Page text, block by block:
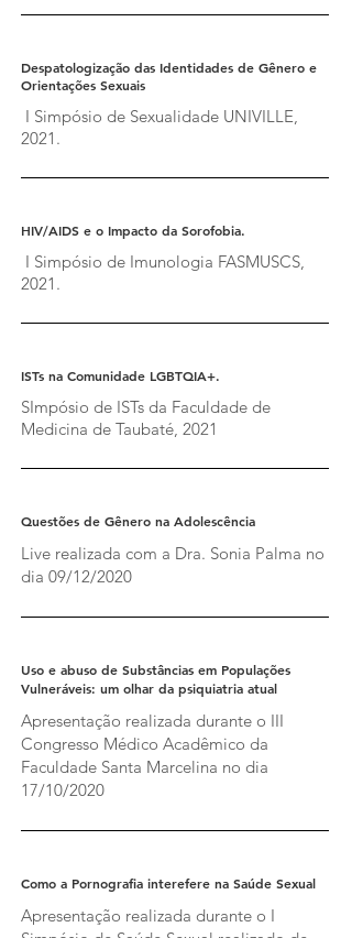
Despatologização das Identidades de Gênero e
Orientações Sexuais
I Simpósio de Sexualidade UNIVILLE,
2021.
HIV/AIDS e o Impacto da Sorofobia.
I Simpósio de Imunologia FASMUSCS,
2021.
ISTs na Comunidade LGBTQIA+.
SImpósio de ISTs da Faculdade de
Medicina de Taubaté, 2021
Questões de Gênero na Adolescência
Live realizada com a Dra. Sonia Palma no
dia 09/12/2020
Uso e abuso de Substâncias em Populações
Vulneráveis: um olhar da psiquiatria atual
Apresentação realizada durante o III
Congresso Médico Acadêmico da
Faculdade Santa Marcelina no dia
17/10/2020
Como a Pornografia interefere na Saúde Sexual
Apresentação realizada durante o I